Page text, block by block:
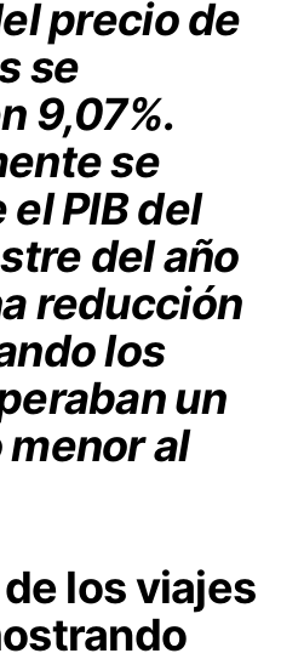
precio de
se
9,07%.
se
PIB del
del año
reducción
los
un
al
los viajes